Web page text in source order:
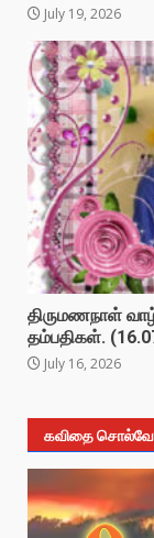
July 19, 2026
திருமணநாள்
தம்பதிகள்.
July 16, 2026
கவிதை